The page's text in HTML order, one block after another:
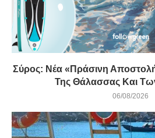
Σύρος: Νέα «Πράσινη
Της Θάλασσας Και
06/08/2026